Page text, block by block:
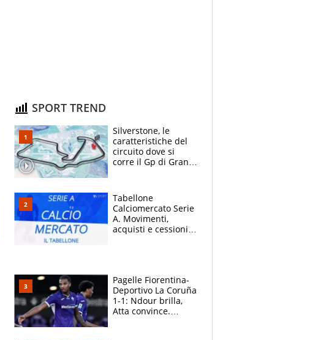
SPORT TREND
Silverstone, le
caratteristiche del
circuito dove si
corre il Gp di Gran
Tabellone
Calciomercato Serie
A. Movimenti,
acquisti e cessioni:
Pagelle Fiorentina-
Deportivo La Coruña
1-1: Ndour brilla,
Atta convince.